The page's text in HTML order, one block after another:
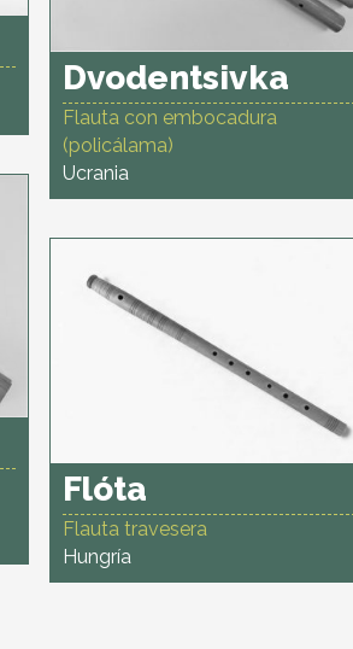
Dvodentsivka
Flauta con embocadura
(policálama)
Ucrania
Flóta
Flauta travesera
Hungría